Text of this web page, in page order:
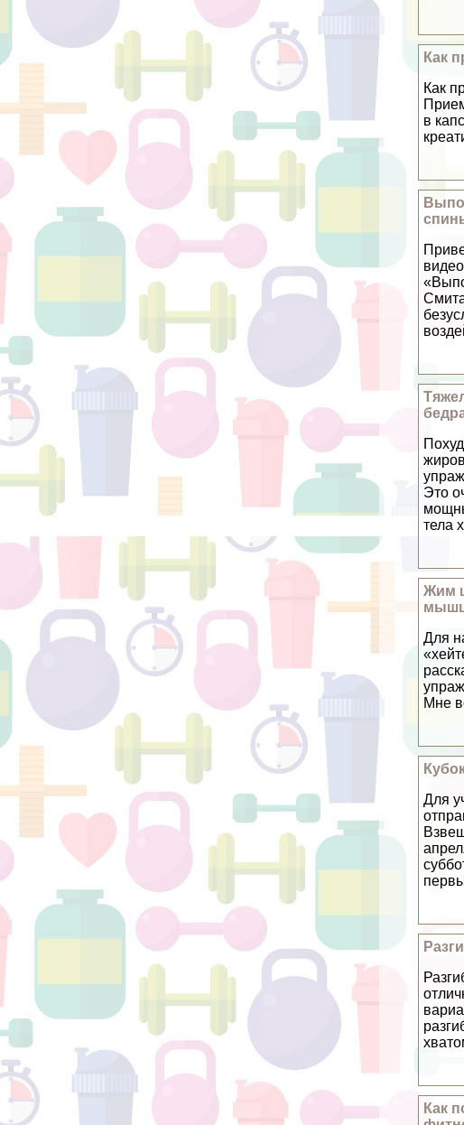
Как
Как
в
Это
тела
Жим
Для
Мне
Для
Как